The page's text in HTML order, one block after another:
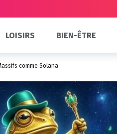
LOISIRS BIEN-ÊTRE
comme Solana